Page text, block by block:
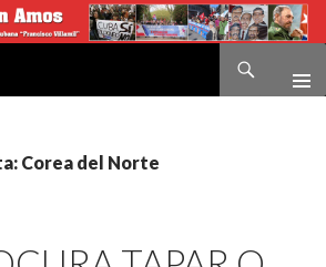
Corea del Norte